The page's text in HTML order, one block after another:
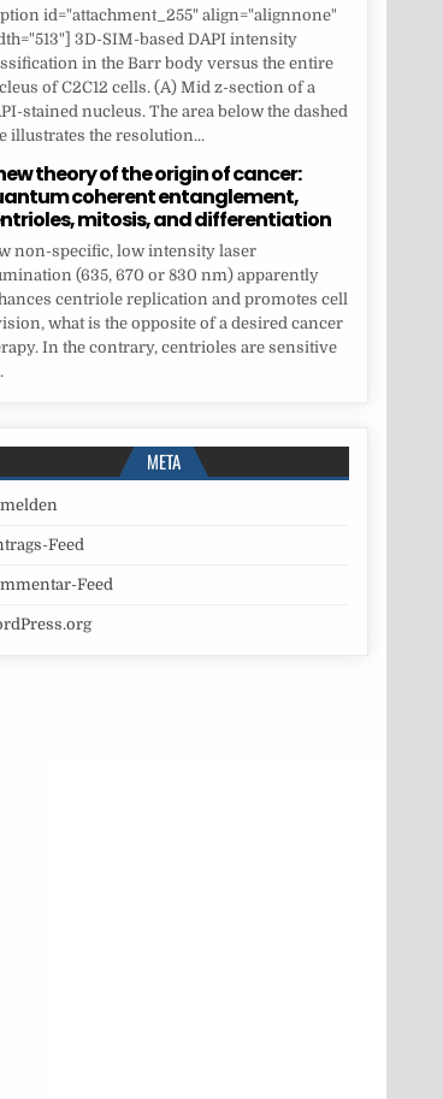
id="attachment_255" align="alignnone"
3D-SIM-based DAPI intensity
in the Barr body versus the entire
of C2C12 cells. (A) Mid z-section of a
stained nucleus. The area below the dashed
illustrates the resolution...
theory of the origin of cancer:
coherent entanglement,
mitosis, and differentiation
non-specific, low intensity laser
(635, 670 or 830 nm) apparently
centriole replication and promotes cell
what is the opposite of a desired cancer
In the contrary, centrioles are sensitive
META
Feed
Feed